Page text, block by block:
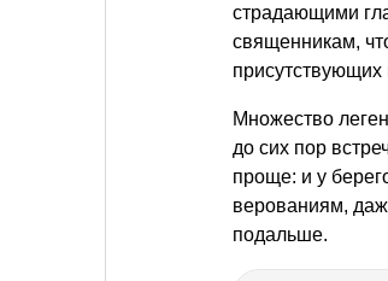
страдающими
священникам,
Множество
до сих пор
проще: и у
верованиям,
подальше.